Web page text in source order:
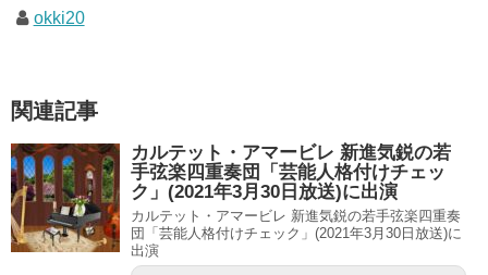
okki20
関連記事
カルテット・アマービレ 新進気鋭の若
手弦楽四重奏団「芸能人格付けチェッ
ク」(2021年3月30日放送)に出演
カルテット・アマービレ 新進気鋭の若手弦楽四重奏
団「芸能人格付けチェック」(2021年3月30日放送)に
出演